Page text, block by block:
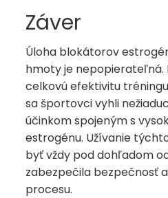
Záver
Úloha blokátorov
hmoty je nepopierateľná.
celkovú efektivitu
sa športovci vyhli
účinkom spojeným s
estrogénu. Užívanie
byť vždy pod dohľadom
zabezpečila bezpečnosť
procesu.